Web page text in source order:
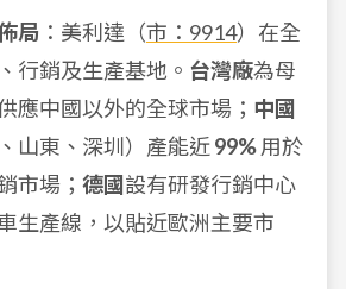
局 ：美利達（市：9914）在全
行銷及生產基地。 台灣廠為母
應中國以外的全球市場； 中國
、山東、深圳）產能近99%用於
市場； 德國 設有研發行銷中心
生產線，以貼近歐洲主要市